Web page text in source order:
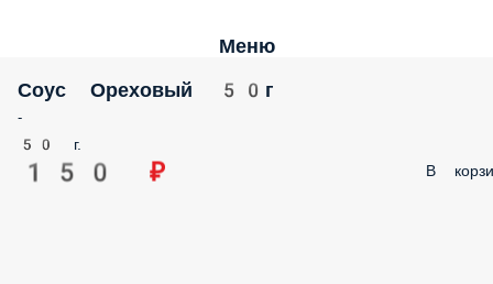
Меню
Соус Ореховый 50г
-
50 г.
150 ₽ В